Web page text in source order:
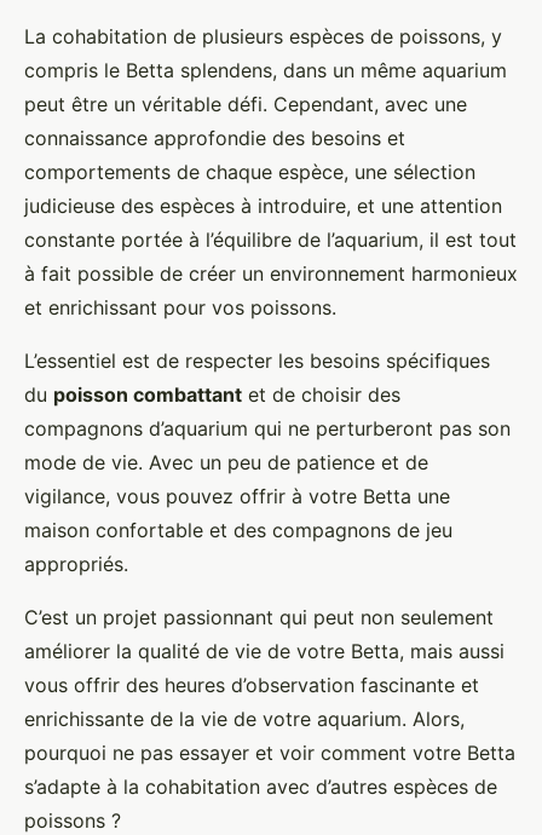
La cohabitation de plusieurs espèces de poissons, y
compris le Betta splendens, dans un même aquarium
peut être un véritable défi. Cependant, avec une
connaissance approfondie des besoins et
comportements de chaque espèce, une sélection
judicieuse des espèces à introduire, et une attention
constante portée à l’équilibre de l’aquarium, il est tout
à fait possible de créer un environnement harmonieux
et enrichissant pour vos poissons.
L’essentiel est de respecter les besoins spécifiques
du poisson combattant et de choisir des
compagnons d’aquarium qui ne perturberont pas son
mode de vie. Avec un peu de patience et de
vigilance, vous pouvez offrir à votre Betta une
maison confortable et des compagnons de jeu
appropriés.
C’est un projet passionnant qui peut non seulement
améliorer la qualité de vie de votre Betta, mais aussi
vous offrir des heures d’observation fascinante et
enrichissante de la vie de votre aquarium. Alors,
pourquoi ne pas essayer et voir comment votre Betta
s’adapte à la cohabitation avec d’autres espèces de
poissons ?